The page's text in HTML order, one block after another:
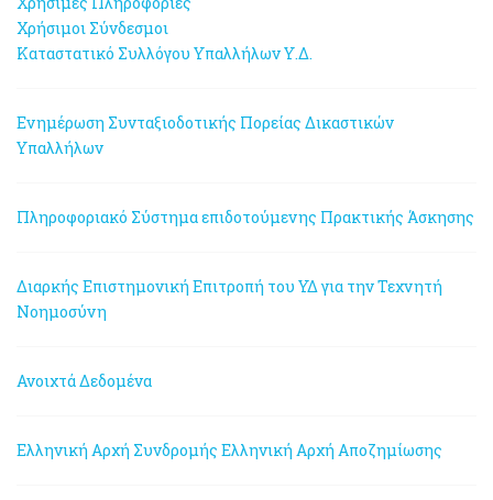
Χρήσιμοι Σύνδεσμοι
Καταστατικό Συλλόγου Υπαλλήλων Υ.Δ.
Ενημέρωση Συνταξιοδοτικής Πορείας Δικαστικών
Υπαλλήλων
Πληροφοριακό Σύστημα επιδοτούμενης Πρακτικής Άσκησης
Διαρκής Επιστημονική Επιτροπή του ΥΔ για την Τεχνητή
Νοημοσύνη
Ανοιχτά Δεδομένα
Ελληνική Αρχή Συνδρομής Ελληνική Αρχή Αποζημίωσης